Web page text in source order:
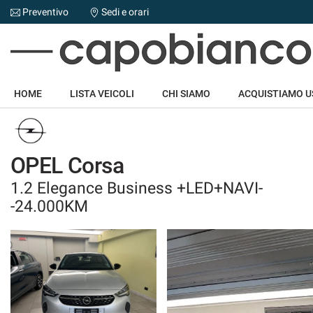
LISTA VEICOLI
CHI SIAMO
ACQUISTIAMO USATO
ASSISTENZA
DICONO DI NOI
Preventivo Sedi e orari
HOME LISTA VEICOLI CHI SIAMO ACQUISTIAMO
OPEL Corsa
1.2 Elegance Business +LED+NAVI-
-24.000KM
Le
preferenze
Il
seguente
pannello
consente
esprimere
le
preferenze
di
consenso
alle
tecnologie
di